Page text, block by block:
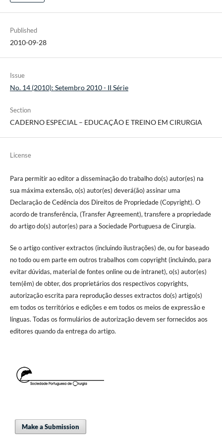
Published
2010-09-28
Issue
No. 14 (2010): Setembro 2010 - II Série
Section
CADERNO ESPECIAL – EDUCAÇÃO E TREINO EM CIRURGIA
License
Para permitir ao editor a disseminação do trabalho do(s) autor(es) na
sua máxima extensão, o(s) autor(es) deverá(ão) assinar uma
Declaração de Cedência dos Direitos de Propriedade (Copyright). O
acordo de transferência, (Transfer Agreement), transfere a propriedade
do artigo do(s) autor(es) para a Sociedade Portuguesa de Cirurgia.
Se o artigo contiver extractos (incluindo ilustrações) de, ou for baseado
no todo ou em parte em outros trabalhos com copyright (incluindo, para
evitar dúvidas, material de fontes online ou de intranet), o(s) autor(es)
tem(êm) de obter, dos proprietários dos respectivos copyrights,
autorização escrita para reprodução desses extractos do(s) artigo(s)
em todos os territórios e edições e em todos os meios de expressão e
línguas. Todas os formulários de autorização devem ser fornecidos aos
editores quando da entrega do artigo.
Make a Submission